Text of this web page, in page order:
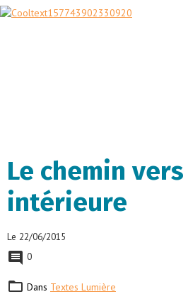
Le chemin
intérieure
Le 22/06/2015
0
Dans Textes Lumière